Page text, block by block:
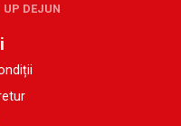
UP DEJUN